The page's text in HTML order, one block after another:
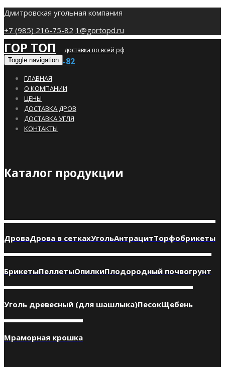
Дмитровская угольная компания
+7 (985) 216-75-82 1@gortopd.ru
ГОР ТОП доставка по всей рф
+7 (985) 216-75-82
Toggle navigation
ГЛАВНАЯ
О КОМПАНИИ
ЦЕНЫ
ДОСТАВКА ДРОВ
ДОСТАВКА УГЛЯ
КОНТАКТЫ
Каталог продукции
ДроваДрова в сеткахУгольАнтрацитТорфобрикеты
БрикетыПеллетыОпилкиПлодородный почвогрунт
Уголь древесный (для шашлыка)ПесокЩебень
Мраморная крошка